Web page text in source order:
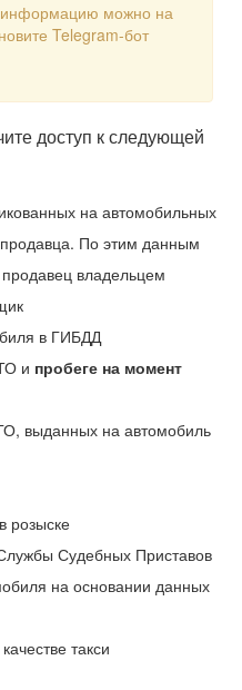
можно на
Telegram-бот
доступ к следующей
на автомобильных
По этим данным
владельцем
в ГИБДД
и пробеге на момент
выданных на автомобиль
розыске
Судебных Приставов
на основании данных
такси